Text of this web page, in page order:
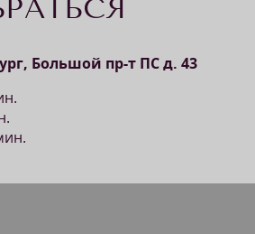
Большой пр-т ПС д. 43